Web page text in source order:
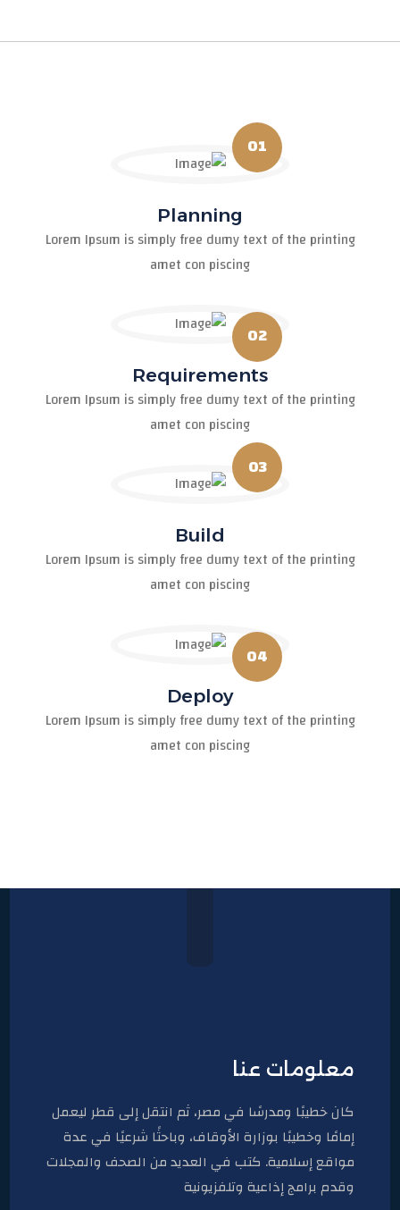
01
Planning
Lorem Ipsum is simply free dumy text of the printing
amet con piscing
02
Requirements
Lorem Ipsum is simply free dumy text of the printing
amet con piscing
03
Build
Lorem Ipsum is simply free dumy text of the printing
amet con piscing
04
Deploy
Lorem Ipsum is simply free dumy text of the printing
amet con piscing
معلومات عنا
كان خطيبًا ومدرسًا في مصر، ثم انتقل إلى قطر ليعمل
إمامًا وخطيبًا بوزارة الأوقاف، وباحثًا شرعيًا في عدة
مواقع إسلامية. كتب في العديد من الصحف والمجلات
وقدم برامج إذاعية وتلفزيونية